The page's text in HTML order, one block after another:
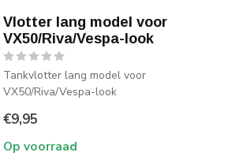
Vlotter lang model voor
VX50/Riva/Vespa-look
Tankvlotter lang model voor
VX50/Riva/Vespa-look
€9,95
Op voorraad